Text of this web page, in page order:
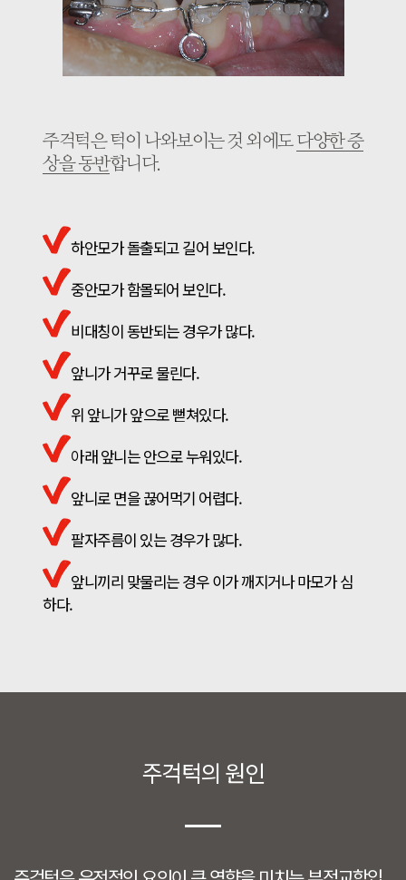
주걱턱은 턱이 나와보이는 것 외에도 다양한 증
상을 동반합니다.
하안모가 돌출되고 길어 보인다.
중안모가 함몰되어 보인다.
비대칭이 동반되는 경우가 많다.
앞니가 거꾸로 물린다.
위 앞니가 앞으로 뻗쳐있다.
아래 앞니는 안으로 누워있다.
앞니로 면을 끊어먹기 어렵다.
팔자주름이 있는 경우가 많다.
앞니끼리 맞물리는 경우 이가 깨지거나 마모가 심
하다.
주걱턱의 원인